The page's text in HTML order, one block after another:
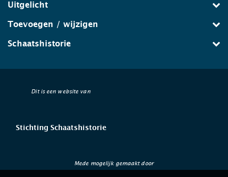
Uitgelicht
Toevoegen / wijzigen
Schaatshistorie
Dit is een website van
Stichting Schaatshistorie
Mede mogelijk gemaakt door